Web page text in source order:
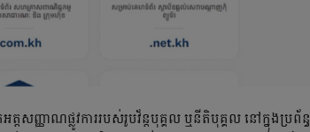
តសញ្ញាណ​ផ្លូវការ​របស់​រូបវ័ន្ត​បុគ្គល ឬនីតិបុគ្គល នៅក្នុងប្រព័ន្ធ